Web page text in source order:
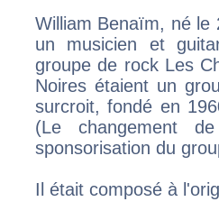
William Benaïm, né le
un musicien et
groupe de rock Les
Noires étaient un
surcroit, fondé en
(Le changement
sponsorisation du
Il était composé à